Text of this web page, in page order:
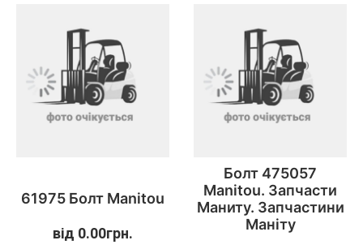
61975 Болт Manitou
від 0.00грн.
Болт 475057
Manitou. Запчасти
Маниту. Запчастини
Маніту